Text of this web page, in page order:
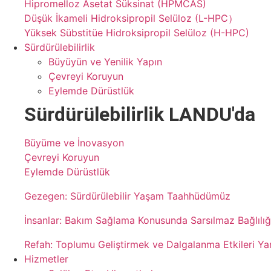
Hipromelloz Asetat Süksinat (HPMCAS)
Düşük İkameli Hidroksipropil Selüloz (L-HPC）
Yüksek Sübstitüe Hidroksipropil Selüloz (H-HPC)
Sürdürülebilirlik
Büyüyün ve Yenilik Yapın
Çevreyi Koruyun
Eylemde Dürüstlük
Sürdürülebilirlik LANDU'da
Büyüme ve İnovasyon
Çevreyi Koruyun
Eylemde Dürüstlük
Gezegen: Sürdürülebilir Yaşam Taahhüdümüz
İnsanlar: Bakım Sağlama Konusunda Sarsılmaz
Refah: Toplumu Geliştirmek ve Dalgalanma Etkileri
Hizmetler